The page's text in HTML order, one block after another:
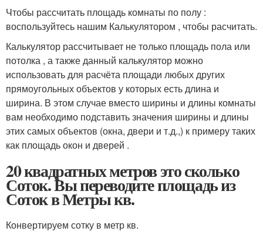
Чтобы рассчитать площадь комнаты по полу :
воспользуйтесь нашим Калькулятором , чтобы расчитать.
Калькулятор рассчитывает не только площадь пола или
потолка , а также данный калькулятор можно
использовать для расчёта площади любых других
прямоугольных объектов у которых есть длина и
ширина. В этом случае вместо ширины и длины комнаты
вам необходимо подставить значения ширины и длины
этих самых объектов (окна, двери и т.д.,) к примеру таких
как площадь окон и дверей .
20 квадратных метров это сколько
Соток. Вы переводите площадь из
Соток в Метры кв.
Конвертируем сотку в метр кв.